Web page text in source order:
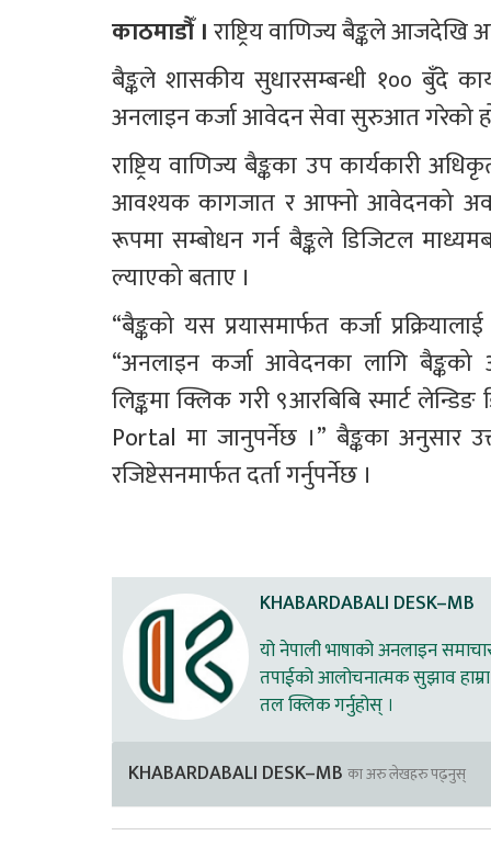
काठमाडौँ । राष्ट्रिय वाणिज्य बैङ्कले
बैङ्कले शासकीय सुधारसम्बन्धी १०० बुँदे
अनलाइन कर्जा आवेदन सेवा सुरुआत गरेको
राष्ट्रिय वाणिज्य बैङ्कका उप कार्यकारी
आवश्यक कागजात र आफ्नो आवेदनको
रूपमा सम्बोधन गर्न बैङ्कले डिजिटल
ल्याएको बताए ।
“बैङ्कको यस प्रयासमार्फत कर्जा
“अनलाइन कर्जा आवेदनका लागि
लिङ्कमा क्लिक गरी ९आरबिबि स्मार्ट
Portal मा जानुपर्नेछ ।” बैङ्कका अनुसार
रजिष्टेसनमार्फत दर्ता गर्नुपर्नेछ ।
KHABARDABALI DESK–MB
यो नेपाली भाषाको अनलाइन
तपाईको आलोचनात्मक सुझाव
तल क्लिक गर्नुहोस् ।
KHABARDABALI DESK–MB का अरु लेखहरु पढ्नुस्